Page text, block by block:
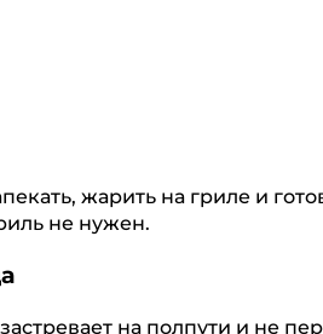
жарить на гриле и
не нужен.
на полпути и не